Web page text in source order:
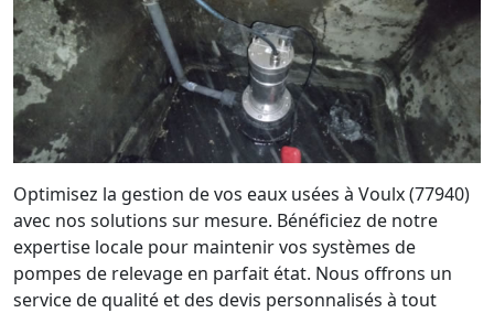
Optimisez la gestion de vos eaux usées à Voulx (77940)
avec nos solutions sur mesure. Bénéficiez de notre
expertise locale pour maintenir vos systèmes de
pompes de relevage en parfait état. Nous offrons un
service de qualité et des devis personnalisés à tout